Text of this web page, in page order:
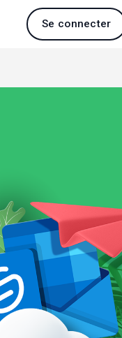
Se connecter